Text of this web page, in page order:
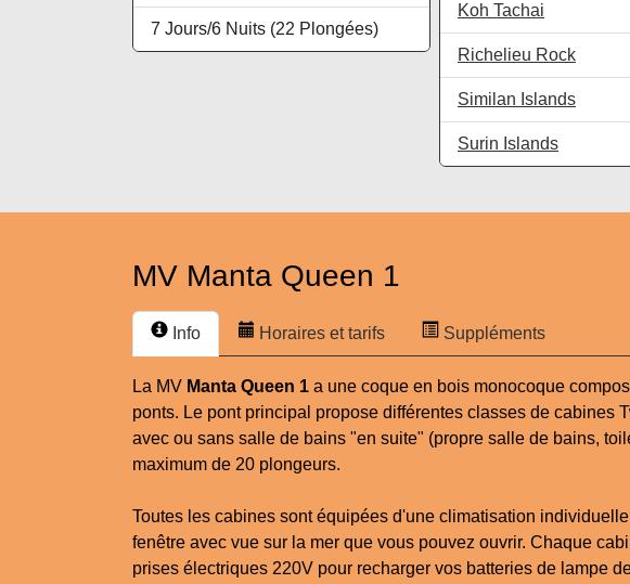
7 Jours/6 Nuits (22 Plongées)
Koh Tachai
Richelieu Rock
Similan Islands
Surin Islands
MV Manta Queen 1
Info Horaires et tarifs Suppléments
La MV Manta Queen 1 a une coque en bois monocoque
ponts. Le pont principal propose différentes classes de cabines
avec ou sans salle de bains "en suite" (propre salle de bains,
maximum de 20 plongeurs.
Toutes les cabines sont équipées d'une climatisation
fenêtre avec vue sur la mer que vous pouvez ouvrir. Chaque
prises électriques 220V pour recharger vos batteries de lampe